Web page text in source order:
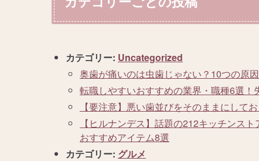
カテゴリー: Uncategorized
奥歯が痛いのは虫歯じゃない？10つの原
転職しやすいおすすめの業界・職種6選！
【要注意】悪い歯並びをそのままにして
【ヒルナンデス】話題の212キッチンス
おすすめアイテム8選
カテゴリー: グルメ